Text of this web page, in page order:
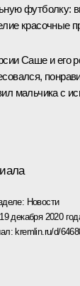
футболку:
красочные
Саше и его
мальчика с
Новости
19 декабря 2020
kremlin.ru/d/